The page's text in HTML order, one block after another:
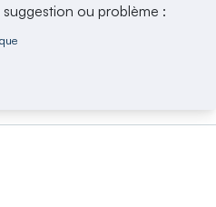
ou problème :